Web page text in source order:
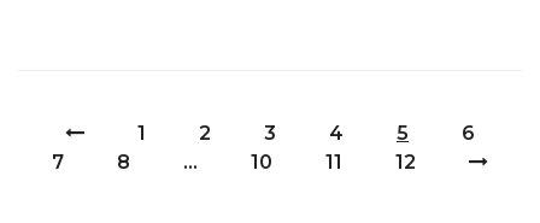
1 2 3 4 5
6
7
8 … 10 11 12